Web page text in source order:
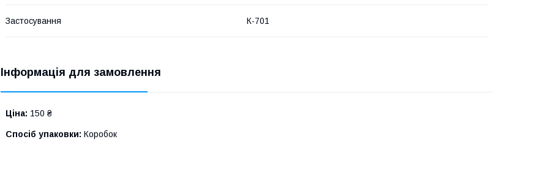
Застосування К-701
Інформація для замовлення
Ціна: 150 ₴
Спосіб упаковки: Коробок